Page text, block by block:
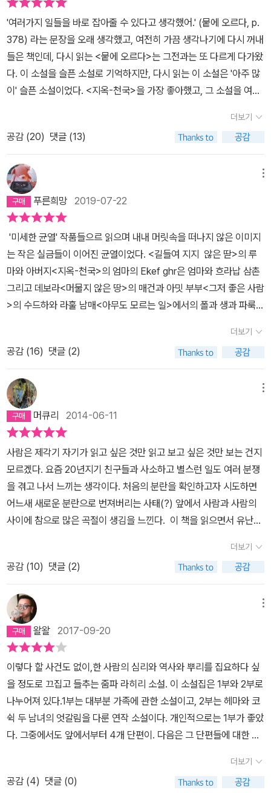
'여러가지 일들을 바로 잡아줄 수 있다고 생각했어.' (뭍에 오르다, p.
378) 라는 문장을 오래 생각했고, 여전히 가끔 생각나기에 다시 꺼내
들은 책인데, 다시 읽는 <뭍에 오르다>는 그전과는 또 다르게 다가왔
다. 이 소설을 슬픈 소설로 기억하지만, 다시 읽는 이 소설은 '아주 많
이' 슬픈 소설이었다. <지옥-천국>을 가장 좋아했고, 그 소설을 여러
안 끼고 있어?''없으니까.'그는 팔찌를 들여다보면서 천천히 돌렸다.
'어떤 남자가 반지 없이 청혼을 하냐?'그때 그녀는 청혼은 없었고, 네
빈을 잘 알지도 못한다고 설명했다. 그녀는 시선을 돌려 테라스에 놓
인, 말라버린 화분을 보며 말했다. 하지만 자신을 쳐다보고 있는, 호기
심에 가득 찬, 겁내지 않는 그의 눈빛은 느끼고 있었다.'그러면 왜 그
사람이랑 결혼하는 거야?'그녀는 그에게 사실대로 말했다. 이제까지
아무에게도 말하지 않은 진실이었다. '여러 가지 일들을 바로 잡아줄
수 있다고 생각했어.' (뭍에 오르다, p.378)나도 꼭 저렇게, 헤마와 같
은 진실을 품고 있었던 적이 있었다. 헤마는 코쉭에게 말했고, 시간이
오래 지난 후에, 나 역시 친구에게 내 진실을 말했다. 진실은 때로 지
나치게 가혹하고 잔인하기도 하다. 어떤 진실은 차라리 모르는 게 좋
을 수도 있다. 그들이 아직 헤어질 수 없는 건 서로에게 분명했다. 몇
십 년 동안 보지도, 생각지도, 찾지도 않았지만 뭔가 귀중한 게 거기
있음을 느꼈다. 이 새롭게 생긴 감정이 그대로 방치되어서는 안 되고,
76)어느 날 그에게 웹사이트를 보여달라고 했더니 그가 보여주었다.
그는 보라고 하고서 저녁거리를 사러 나갔다. 헤마는 침대 위에서, 침
대보를 몸에 두른 채 작게 윙윙거리는 그 노트북을 맨다리 위에 올려
놓았다. (뭍에 오르다, p.380)그녀는 그가 이제 다른 일을 할거라는
사실에 기뻤다. 코쉭의 어머니가 그랬을 것처럼, 홍콩에서 회의나 주
재하면서 책상에 앉아 일을 하면 더 이상 위험한 일은 없을 거란 사실
에 몰래 기뻐했다. (뭍에 오르다, p.381)아주 처음부터 몇 주가 지나
면 이 관계는 끝날 거라는 사실을 그녀는 잘 알고 있었다. 2주가 더 지
나면 모든 건 깨끗한 백지 상태로 돌아갈 테고, 그들은 각자 다른 나라
였다. (뭍에 오르다, p.383)심지어 코쉭이 매번 콘돔을 낀다는 사실
에도 벽을 느꼈다. 그 작은 포장을 뜯느라고 잠시 멈출 때마다 지금 그
들이 무슨 짓을 해도 결국 합칠 수 없다는 사실을 예감했다. 이렇게 생
각하게 된 건 줄리안 때문이라는 걸 그녀는 알고 있었다. 정직하지 않
은 사람을 그렇게 오래 사랑하고 난 후에 배운 몇 가지 중 하나였다.
(뭍에 오르다, p.384)'나랑 함께 가자.' 코쉭이 말했다.'어딜?''홍콩
에.' 그러고는 말했다. '그 사람이랑 결혼하지 마, 헤마.'그녀는 걸음을
멈췄다. 길가에 사이프러스 나무가 있는 계단 길 위였다. 밑으로 내려
가던 길이었다. 뒤에서 걸어오던 사람들이 ｀실례합니다｀라고 작게
말하며 지나갔다. 그녀는 갑자기 아찔해서 비틀거렸다. 자기에게 무
관심하던 그 소년, 자기 것이 될 수 없다는 사실을 깨달은 순간 정사를
시작한 이 남자, 바로 그가 마지막 순간에 그 이상을 바라고 있는 것이
에, 그녀에게 어떻게 하라고 말하는 사실에 충격을 받았다. 네빈과는
달리, 그녀가 있는 곳으로 오겠다고 하지 않았다.'지금 대답하지 마.'
더보기
공감 (20) 댓글 (13)
푸른희망 2019-07-22
'미세한 균열' 작품들으르 읽으며 내내 머릿속을 떠나지 않은 이미지
는 작은 실금들이 이어진 균열이었다. <길들여 지지 않은 딷>의 루
마와 아버지<지옥-천국>의 엄마의 Ekef ghr은 엄마와 흐라납 삼촌
그리고 데보라<머물지 않은 땅>의 매건과 아밋 부부<그저 좋은 사람
>의 수드하와 라훌 남매<아무도 모르는 일>에서의 폴과 생과 파룩
람과 그들의 가족에서 그들은 조금씩 관계에 균열이 생기고 그동안
믿어왔던 익숙한 내 면에서 균열을 느낀다.알이 깨어져야 그 속에서
나올 수 있다알 속이 마냥 따뜻하고 안락해서 그 안에서 나오지 않는
다면 아무것도 되지 않는다.균열은 무언가를 깨는 것인 동시에 다시
무언가를 시작해야 한다는 신호이다.분열된 세포들이 성장을 이룬다.
부모의 손을 놓는 순간의 불안고 공포를 이겨내야만 내 세상을 만들
수 있고 내 아이는 성장할 수 있다균열은 그런 것이다.모든 것을 뒤흔
들어 놓는 동시에 모든 것이 시작할 수 밖에 없는 토양이 된다. 아버
지는 나이를 먹고 은퇴를 했고 이제 더이상 돌봐야 할 가족이 없다. 동
시에 자신을 돌봐야 할 가족도 없다. 그건 자유롭고 동시에 고독하다.
그리고 이전 가족에 둘러 쌓여 있을 일도 없지만 내가 무엇을 하든 눈
치 볼 필요도 없고 잔소리를 들을 이유도 없다. 아버지는 가족들에게
그렇게 분리되어 이제 어쩌면 행복하다.루마는 여느 자녀처럼 부모에
게 반항하고 거부하는 성장기를 지났고 이제 그 부모의 나이가 되어
갈등한다.아버지를 모셔야 하는게 아닐까. 저렇게 홀로 두어도 될까?
아버지 생각이 맞다.이제 루마가 아버지가 필요하다. 어른에게도 어
느 순간 나를 끌어주고 기댈 수 있는 다른 어른이 필요할 때가 있다.
지금 루마가 그렇다. 너의 선택이 옳다고 말해주고 옆에서 거들어주
고 조금 대신 해줄 수도 있는 사람이 어쩌면 아이들보다 어른이 더 필
요하다.균열을 가지고 분리되었으나 아직 분리되지 못한 루마가 오히
려 더 불안하다.아버지는 이제 충분히 혼자서 하나로 완성되었다. 낯
선 땅에서 아무도 없는 상황그 곳에서 자기와 같은 고향을 가진 사람
을 만난다는 것말이 통하는 사람을 만나고 나의 습관을 잘 알고 나눌
의지하는 프라납이 어쩌면 엄마에게는 존재의 의미를 되찾아주는 사
람이고 희망이고 사랑이다.책임은 있지만 애정이 없는 아버지보다 옆
더보기
공감 (16) 댓글 (2)
머큐리 2014-06-11
사람은 제각기 자기가 읽고 싶은 것만 읽고 보고 싶은 것만 보는 건지
모르겠다. 요즘 20년지기 친구들과 사소하고 별스런 일도 여러 분쟁
을 겪고 나서 느끼는 생각이다. 처음의 분란을 확인하고자 시도하면
어느새 새로운 분란으로 번져버리는 사태(?) 앞에서 사람과 사람의
사이에 참으로 많은 곡절이 생김을 느낀다. 이 책을 읽으면서 유난히
인도인 2세로 자라난 소설속의 주인공들은 어딘가 뿌리 뽑힌 불안정
함을 드러낸다. 그리고 그 근원에는 가족이 있다. 아니 가족이라는 끈
끈한 인연의 굴레가 있다고 해야 하나? 이미 저물어 버린 가족 이데
올로기를 새삼스러 다시 펼쳐 보이는 건 아닐테고, 어쩌면 인도에서
뿌리뽑혀 미국으로 이민와서 가족과 함께 이질적인 문화를 버텨내면
서 살아온 사람들의 이야기이니 가족이 전면에 대두되는지도 모른다.
하지만 결국 어느 누구도 가족의 품안에서 따뜻함을 느끼지 못하거나
가족이기에 어쩔 수 없는 애증을 갖고 살아야 하는 현실을 그대로 보
여주고 있다. 이를테면 '길들지 않은 땅'에서 부인과 사별하고 딸의
집에 방문한 아버지는 딸과 함께 살아야 할지 홀로 살아야 할지 고민
한다. 그러나 딸과 몇일 보내고 나서 자신이 결코 가족의 굴레로 다시
엮이고 싶어하지 않음을 발견하다. 그는 다시 가족의 일부가 되고
싶지 않았다. 그 복잡함과 불화, 서로에게 가하는 요구, 그 에너지 속
에 있고 싶지 않았다. 딸 인생의 주변에서, 그 애 결혼 생활의 그늘에
더보기
공감 (10) 댓글 (2)
왈왈 2017-09-20
이렇다 할 사건도 없이,한 사람의 심리와 역사와 뿌리를 집요하다 싶
을 정도로 끄집고 들추는 줌파 라히리 소설. 이 소설집은 1부와 2부로
나누어져 있다.1부는 대부분 가족에 관한 소설이고, 2부는 헤마와 코
쉭 두 남녀의 엇갈림을 다룬 연작 소설이다. 개인적으로는 1부가 좋았
다. 그중에서도 앞에서부터 4개 단편이. 다음은 그 단편들에 대한 코
진 부녀. 그 둘에게 찾아온 화해의 계기. 하지만 다시 가족의 일원이
되기를 거부하는 아버지. 결국 그를 포기하는 딸.'그는 다시 가족의 일
더보기
공감 (4) 댓글 (0)